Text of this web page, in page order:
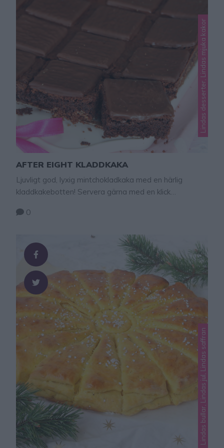
Lindas desserter, Lindas mjuka kakor
AFTER EIGHT KLADDKAKA
Ljuvligt god, lyxig mintchokladkaka med en härlig
kladdkakebotten! Servera gärna med en klick
rutorna som de är. After Eight kladdkaka Ca 24 bitar
tsk vaniljsocker ½ krm salt 1 ¾ dl vetemjöl 3 ägg …
0
Lindas bullar, Lindas jul, Lindas saffran